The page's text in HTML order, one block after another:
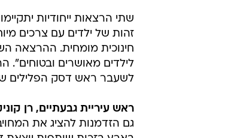
שתי הרצאות ייחודיות
זהות של ילדים עם צרכים
חינוכית מומחית. ההרצאה
לילדים מאושרים ובטוחים".
לשעבר ראש דסק הפלילים של
ראש עיריית גבעתיים, רן
גם הזדמנות להציג את